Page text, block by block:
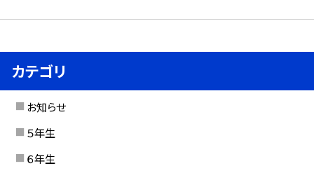
カテゴリ
お知らせ
５年生
６年生